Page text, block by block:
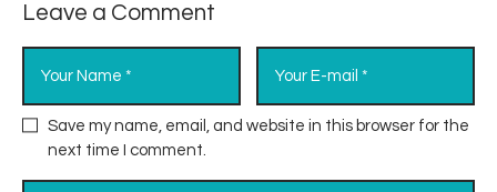
Leave a Comment
Save my name, email, and website in this browser for the
next time I comment.